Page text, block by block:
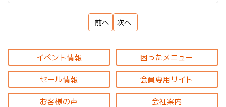
前へ 次へ
イベント情報 困ったメニュー
セール情報 会員専用サイト
お客様の声 会社案内